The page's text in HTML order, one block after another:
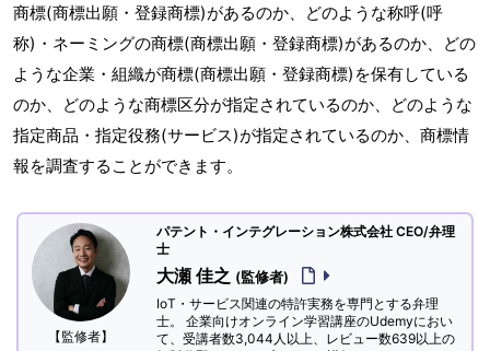
商標(商標出願・登録商標)があるのか、どのような称呼(呼
称)・ネーミングの商標(商標出願・登録商標)があるのか、どの
ような企業・組織が商標(商標出願・登録商標)を保有している
のか、どのような商標区分が指定されているのか、どのような
指定商品・指定役務(サービス)が指定されているのか、商標情
報を調査することができます。
【監修者】
パテント・インテグレーション株式会社 CEO/弁理
士
大瀬 佳之 (監修者)
IoT・サービス関連の特許実務を専門とする弁理
士。 企業向けオンライン学習講座のUdemyにおい
て、受講者数3,044人以上、レビュー数639以上の